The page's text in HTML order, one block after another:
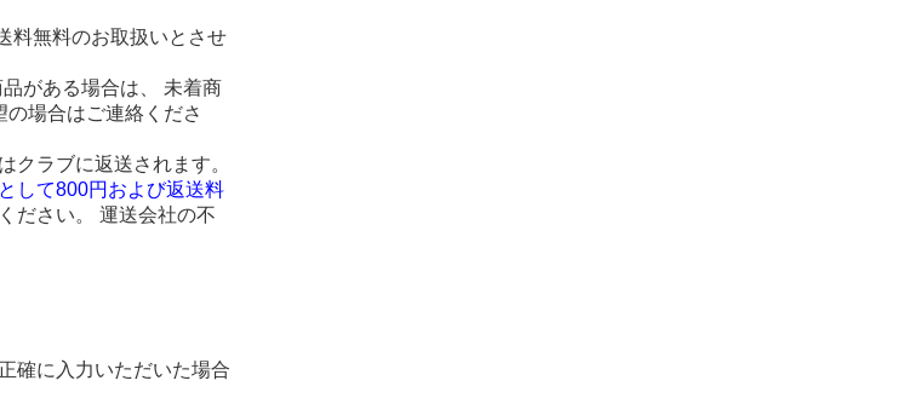
料無料のお取扱いとさせ
がある場合は、 未着商
場合はご連絡くださ
クラブに返送されます。
して800円および返送料
ださい。 運送会社の不
確に入力いただいた場合